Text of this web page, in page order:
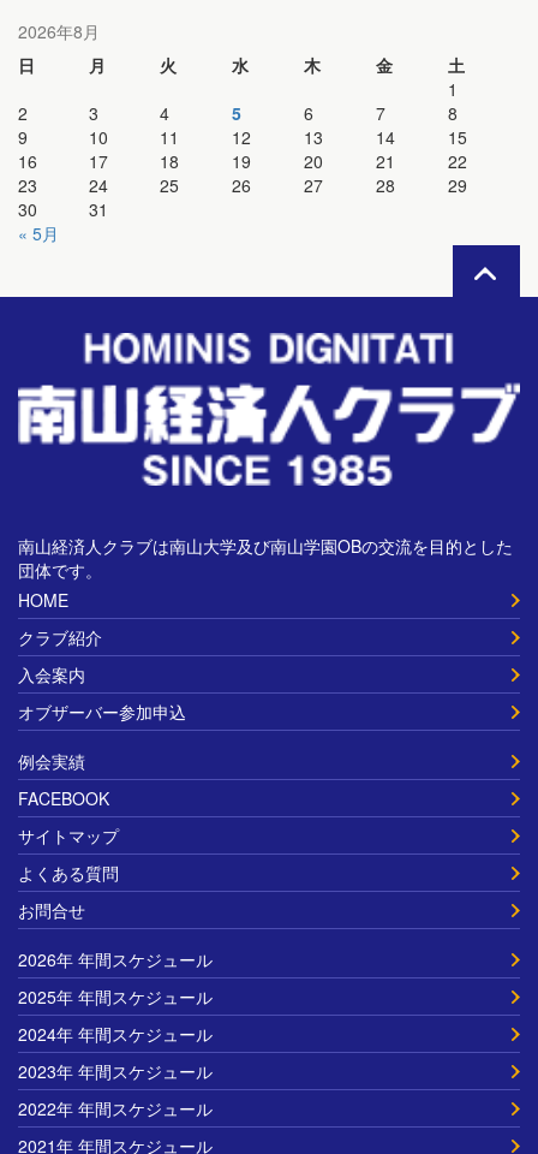
2026年8月
日
月 火 水 木 金
土
1
2
3 4 5 6 7
8
9
10 11 12 13 14
15
16
17 18 19 20 21
22
23
24 25 26 27 28
29
30
31
« 5月
南山経済人クラブは南山大学及び南山学園OBの交流を目的とした
団体です。
HOME
クラブ紹介
入会案内
オブザーバー参加申込
例会実績
FACEBOOK
サイトマップ
よくある質問
お問合せ
2026年 年間スケジュール
2025年 年間スケジュール
2024年 年間スケジュール
2023年 年間スケジュール
2022年 年間スケジュール
2021年 年間スケジュール